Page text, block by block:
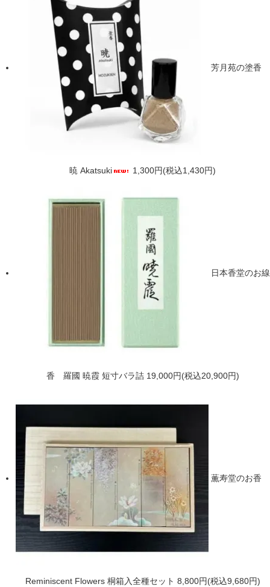
芳月苑の塗香
暁 Akatsuki 1,300円(税込1,430円)
日本香堂のお線
香 羅國 暁霞 短寸バラ詰 19,000円(税込20,900円)
薫寿堂のお香
Reminiscent Flowers 桐箱入全種セット 8,800円(税込9,680円)